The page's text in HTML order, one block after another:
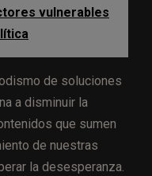
vulnerables
de soluciones
a disminuir la
que sumen
de nuestras
la desesperanza.